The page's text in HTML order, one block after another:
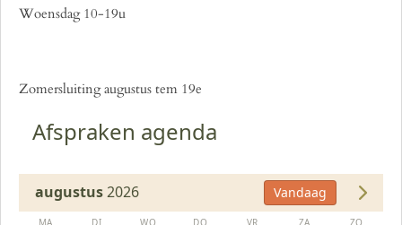
Woensdag 10-19u
Zomersluiting augustus tem 19e